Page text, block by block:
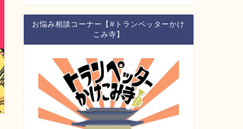
お悩み相談コーナー【#トランペッターかけ
こみ寺】